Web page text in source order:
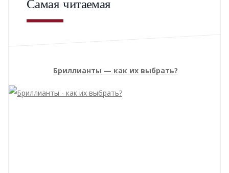
Самая читаемая
Бриллианты — как их выбрать?